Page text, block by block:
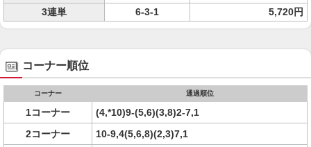
3連単
6-3-1 5,720円
コーナー順位
コーナー 通過順位
1コーナー
(4,*10)9-(5,6)(3,8)2-7,1
2コーナー
10-9,4(5,6,8)(2,3)7,1